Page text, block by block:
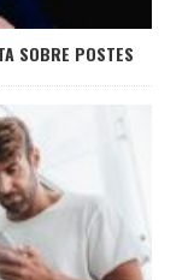
SOBRE POSTES